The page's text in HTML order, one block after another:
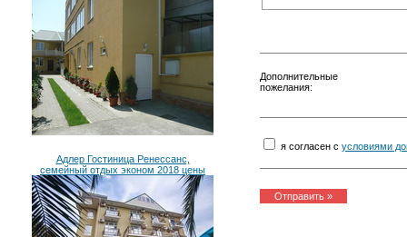
Адлер Гостиница Ренессанс,
семейный отдых эконом 2018 цены
Дополнительные
пожелания:
я согласен с условиями